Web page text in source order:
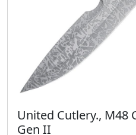
United Cutlery., M48
Gen II